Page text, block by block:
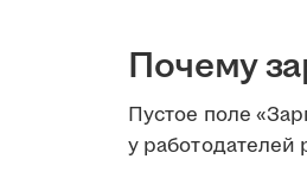
Почему
Пустое поле
у